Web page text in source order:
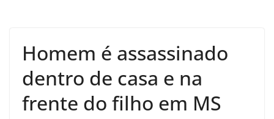
Homem é assassinado
dentro de casa e na
frente do filho em MS